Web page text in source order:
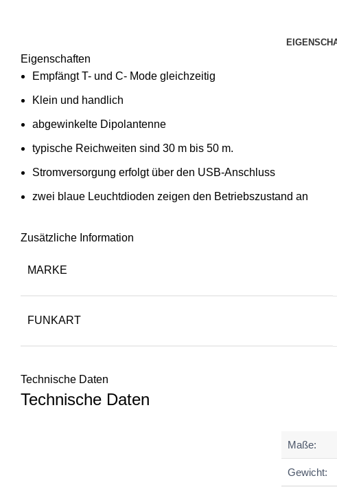
Eigenschaften
Empfängt T- und C- Mode gleichzeitig
Klein und handlich
abgewinkelte Dipolantenne
typische Reichweiten sind 30 m bis 50 m.
Stromversorgung erfolgt über den USB-Anschluss
zwei blaue Leuchtdioden zeigen den Betriebszustand an
Zusätzliche Information
MARKE
FUNKART
Technische Daten
Technische Daten
Maße:
Gewicht: